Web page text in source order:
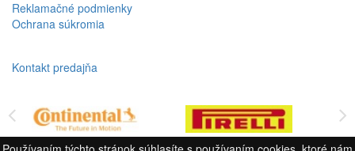
Reklamačné podmienky
Ochrana súkromia
Kontakt predajňa